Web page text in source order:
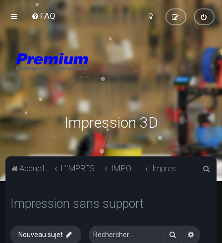
FAQ
Impression 3D
Accueil du forum L'IMPRESSION 3D IMPOSSIBLE Impression sans support
Impression sans support
Nouveau sujet Rechercher